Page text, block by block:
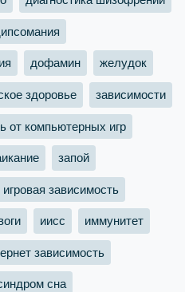
дофамин желудок
здоровье зависимости
от компьютерных игр
запой
игровая зависимость
иисс иммунитет
зависимость
сна